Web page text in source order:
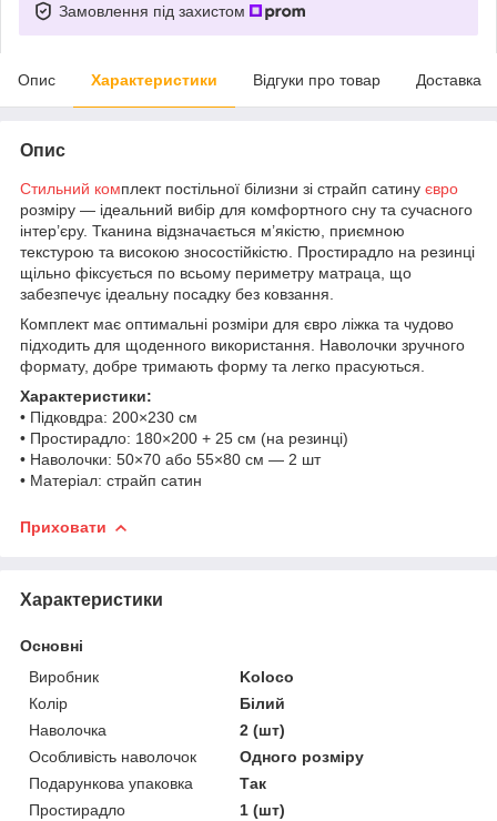
Замовлення під захистом
Опис Характеристики Відгуки про товар Доставка
Опис
Стильний комплект постільної білизни зі страйп сатину євро
розміру — ідеальний вибір для комфортного сну та сучасного
інтер’єру. Тканина відзначається м’якістю, приємною
текстурою та високою зносостійкістю. Простирадло на резинці
щільно фіксується по всьому периметру матраца, що
забезпечує ідеальну посадку без ковзання.
Комплект має оптимальні розміри для євро ліжка та чудово
підходить для щоденного використання. Наволочки зручного
формату, добре тримають форму та легко прасуються.
Характеристики:
• Підковдра: 200×230 см
• Простирадло: 180×200 + 25 см (на резинці)
• Наволочки: 50×70 або 55×80 см — 2 шт
• Матеріал: страйп сатин
Приховати
Характеристики
Основні
Виробник
Koloco
Колір
Білий
Наволочка
2 (шт)
Особливість наволочок
Одного розміру
Подарункова упаковка
Так
Простирадло
1 (шт)